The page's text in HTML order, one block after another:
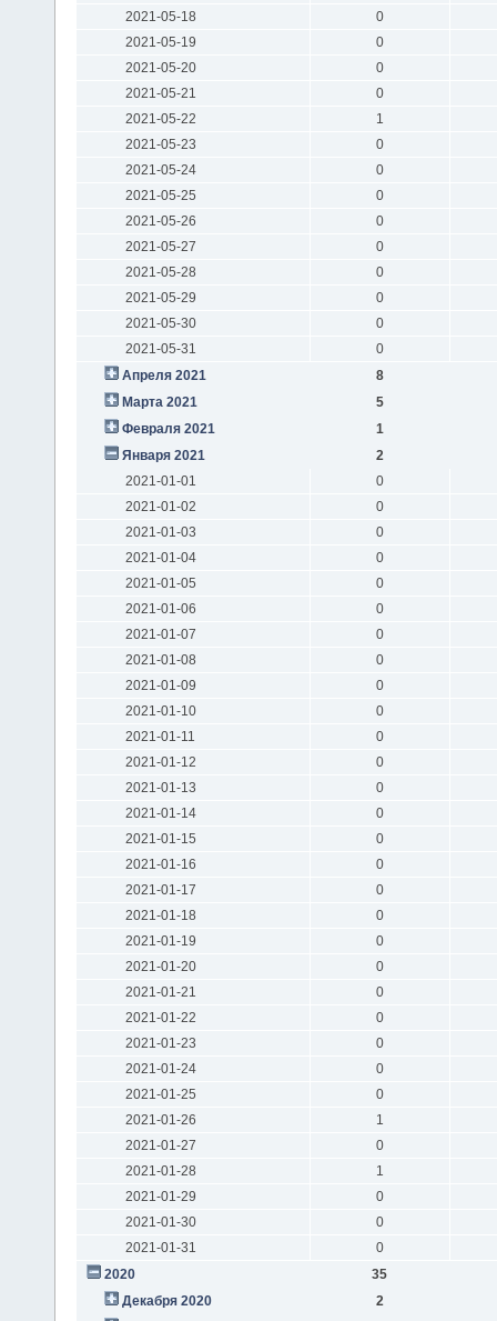
2021-05-18
0
2021-05-19
0
2021-05-20
0
2021-05-21
0
2021-05-22
1
2021-05-23
0
2021-05-24
0
2021-05-25
0
2021-05-26
0
2021-05-27
0
2021-05-28
0
2021-05-29
0
2021-05-30
0
2021-05-31
0
Апреля 2021
8
Марта 2021
5
Февраля 2021
1
Января 2021
2
2021-01-01
0
2021-01-02
0
2021-01-03
0
2021-01-04
0
2021-01-05
0
2021-01-06
0
2021-01-07
0
2021-01-08
0
2021-01-09
0
2021-01-10
0
2021-01-11
0
2021-01-12
0
2021-01-13
0
2021-01-14
0
2021-01-15
0
2021-01-16
0
2021-01-17
0
2021-01-18
0
2021-01-19
0
2021-01-20
0
2021-01-21
0
2021-01-22
0
2021-01-23
0
2021-01-24
0
2021-01-25
0
2021-01-26
1
2021-01-27
0
2021-01-28
1
2021-01-29
0
2021-01-30
0
2021-01-31
0
2020
35
Декабря 2020
2